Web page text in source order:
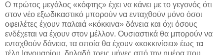
Ο πρώτος μεγάλος «κόφτης» έχει να κάνει με το γεγονός ότι
στον νέο εξωδικαστικό μπορούν να ενταχθούν μόνο όσοι
οφειλέτες έχουν παλαιά «κόκκινα» δάνεια και όχι όσους
ενδέχεται να έχουν στον μέλλον. Ουσιαστικά θα μπορούν να
ενταχθούν δάνεια, τα οποία θα έχουν «κοκκινίσει» έως τα
τέλη Ιανουαρίου, δηλαδή τρεις μήνες από την ημέρα που